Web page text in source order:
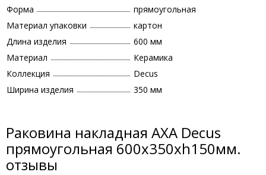
Форма
прямоугольная
Материал упаковки
картон
Длина изделия
600 мм
Материал
Керамика
Коллекция
Decus
Ширина изделия
350 мм
Раковина накладная AXA Decus
прямоугольная 600х350хh150мм.
отзывы